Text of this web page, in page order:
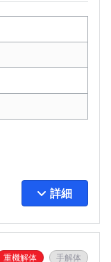
詳細
重機解体 手解体